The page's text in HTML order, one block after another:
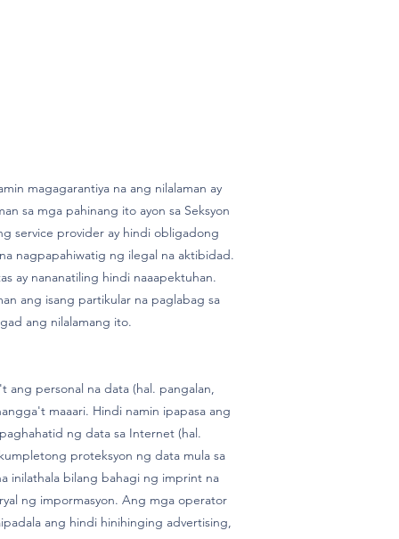
magagarantiya na ang nilalaman ay
sa mga pahinang ito ayon sa Seksyon
service provider ay hindi obligadong
nagpapahiwatig ng ilegal na aktibidad.
ay nananatiling hindi naaapektuhan.
ang isang partikular na paglabag sa
ang nilalamang ito.
personal na data (hal. pangalan,
maaari. Hindi namin ipapasa ang
ng data sa Internet (hal.
proteksyon ng data mula sa
inilathala bilang bahagi ng imprint na
ng impormasyon. Ang mga operator
ang hindi hinihinging advertising,